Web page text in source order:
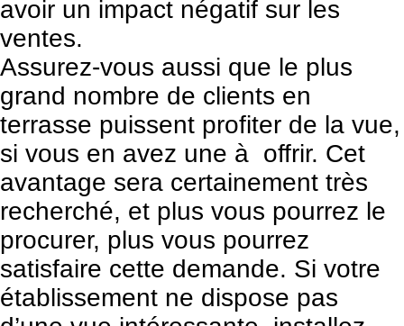
avoir un impact négatif sur les
ventes.
Assurez-vous aussi que le plus
grand nombre de clients en
terrasse puissent profiter de la vue,
si vous en avez une à offrir. Cet
avantage sera certainement très
recherché, et plus vous pourrez le
procurer, plus vous pourrez
satisfaire cette demande. Si votre
établissement ne dispose pas